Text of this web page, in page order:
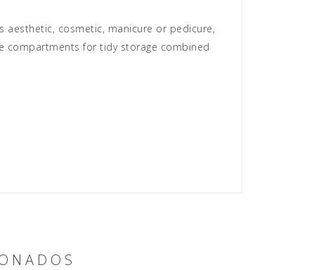
cosmetic, manicure or pedicure,
compartments for tidy storage combined